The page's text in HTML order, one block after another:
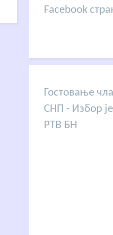
Facebook
Гостовање
СНП - Избор
РТВ БН